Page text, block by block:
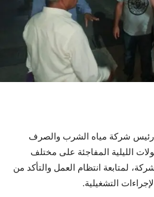
رئيس شركة مياه الشرب والصرف
الليلية المفاجئة على مختلف
لمتابعة انتظام العمل والتأكد من
التشغيلية.